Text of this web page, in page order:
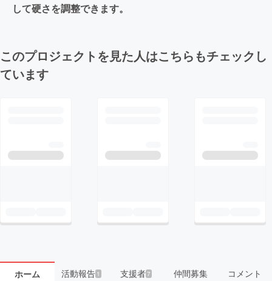
して硬さを調整できます。
このプロジェクトを見た人はこちらもチェックし
ています
ホーム 活動報告1 支援者7 仲間募集 コメント